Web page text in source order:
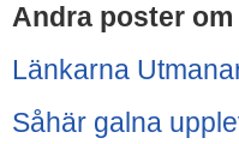
Andra poster
Länkarna
Såhär galna